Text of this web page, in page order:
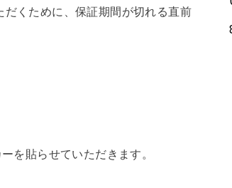
くために、保証期間が切れる直前
を貼らせていただきます。